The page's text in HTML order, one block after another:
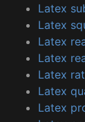
Latex
Latex
Latex
Latex
Latex
Latex
Latex